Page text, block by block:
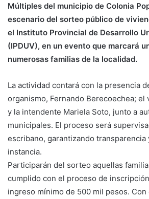
Múltiples del municipio de Colonia
escenario del sorteo público de
el Instituto Provincial de Desarrollo
(IPDUV), en un evento que marcará
numerosas familias de la localidad.
La actividad contará con la presencia
organismo, Fernando Berecoechea; el
y la intendente Mariela Soto, junto a
municipales. El proceso será
escribano, garantizando transparencia
instancia.
Participarán del sorteo aquellas
cumplido con el proceso de
ingreso mínimo de 500 mil pesos.